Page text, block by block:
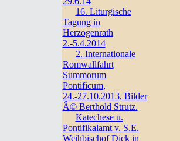
16. Liturgische
Tagung in
Herzogenrath
2.-5.4.2014
2. Internationale
Romwallfahrt
Summorum
Pontificum,
24.-27.10.2013, Bilder
Â© Berthold Strutz.
Katechese u.
Pontifikalamt v. S.E.
Weihbischof Dick in